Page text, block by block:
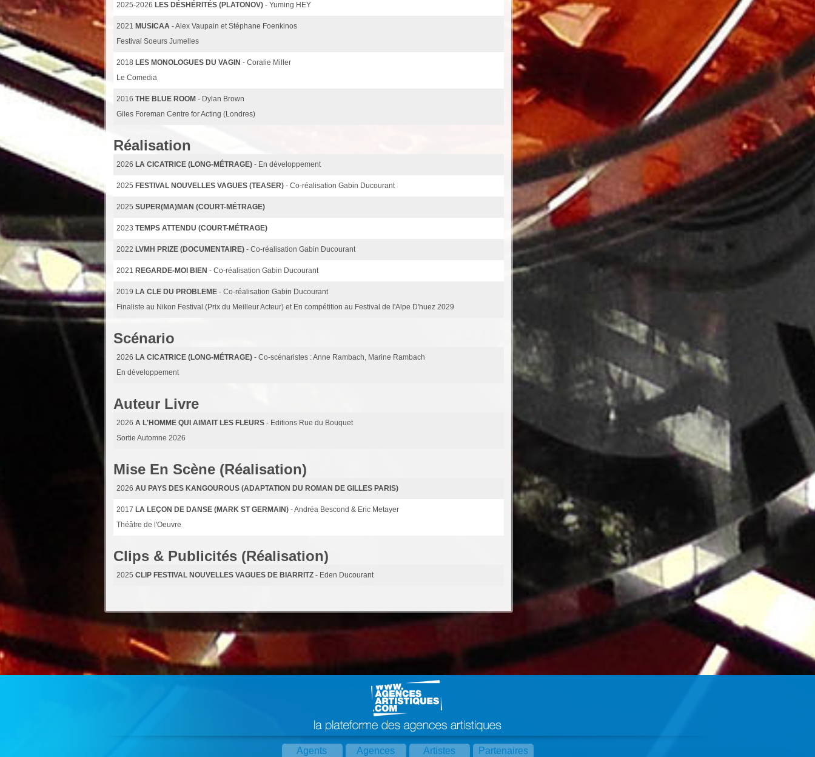
2025-2026 LES DÉSHÉRITÉS (PLATONOV) - Yuming HEY
2021 MUSICAA - Alex Vaupain et Stéphane Foenkinos
Festival Soeurs Jumelles
2018 LES MONOLOGUES DU VAGIN - Coralie Miller
Le Comedia
2016 THE BLUE ROOM - Dylan Brown
Giles Foreman Centre for Acting (Londres)
Réalisation
2026 LA CICATRICE (LONG-MÉTRAGE) - En développement
2025 FESTIVAL NOUVELLES VAGUES (TEASER) - Co-réalisation Gabin Ducourant
2025 SUPER(MA)MAN (COURT-MÉTRAGE)
2023 TEMPS ATTENDU (COURT-MÉTRAGE)
2022 LVMH PRIZE (DOCUMENTAIRE) - Co-réalisation Gabin Ducourant
2021 REGARDE-MOI BIEN - Co-réalisation Gabin Ducourant
2019 LA CLE DU PROBLEME - Co-réalisation Gabin Ducourant
Finaliste au Nikon Festival (Prix du Meilleur Acteur) et En compétition au Festival de l'Alpe D'huez 2029
Scénario
2026 LA CICATRICE (LONG-MÉTRAGE) - Co-scénaristes : Anne Rambach, Marine Rambach
En développement
Auteur Livre
2026 A L'HOMME QUI AIMAIT LES FLEURS - Editions Rue du Bouquet
Sortie Automne 2026
Mise En Scène (Réalisation)
2026 AU PAYS DES KANGOUROUS (ADAPTATION DU ROMAN DE GILLES PARIS)
2017 LA LEÇON DE DANSE (MARK ST GERMAIN) - Andréa Bescond & Eric Metayer
Théâtre de l'Oeuvre
Clips & Publicités (Réalisation)
2025 CLIP FESTIVAL NOUVELLES VAGUES DE BIARRITZ - Eden Ducourant
Agents Agences Artistes Partenaires